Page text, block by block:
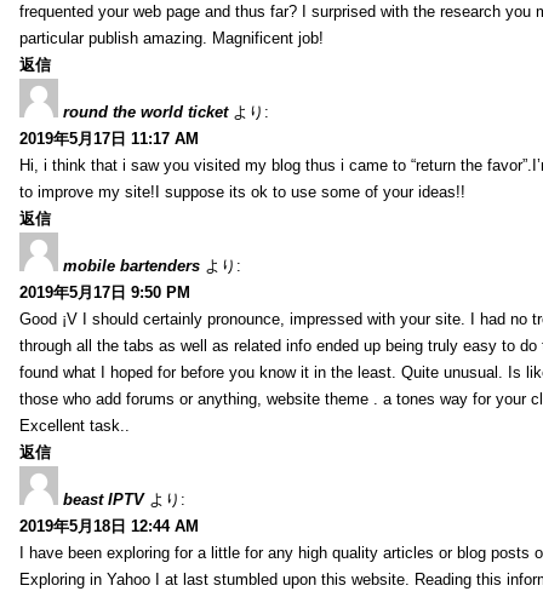
frequented your web page and thus far? I surprised with the research you
particular publish amazing. Magnificent job!
返信
round the world ticket より:
2019年5月17日 11:17 AM
Hi, i think that i saw you visited my blog thus i came to “return the
to improve my site!I suppose its ok to use some of your ideas!!
返信
mobile bartenders より:
2019年5月17日 9:50 PM
Good ¡V I should certainly pronounce, impressed with your site. I had no
through all the tabs as well as related info ended up being truly easy to
found what I hoped for before you know it in the least. Quite unusual. Is
those who add forums or anything, website theme . a tones way for your
Excellent task..
返信
beast IPTV より:
2019年5月18日 12:44 AM
I have been exploring for a little for any high quality articles or blog posts
Exploring in Yahoo I at last stumbled upon this website. Reading this